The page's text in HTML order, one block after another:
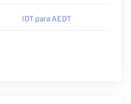
IDT para AEDT